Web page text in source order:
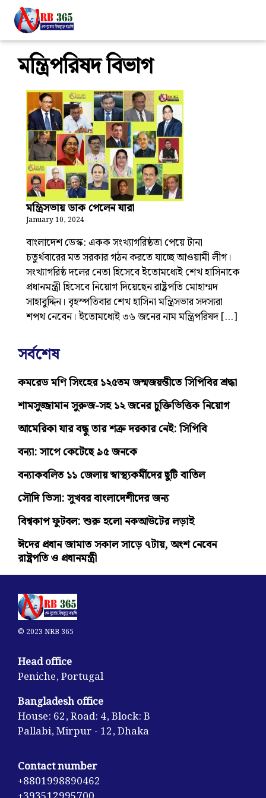
মন্ত্রিপরিষদ বিভাগ
মন্ত্রিসভায় ডাক পেলেন যারা
January 10, 2024
বাংলাদেশ ডেস্ক: একক সংখ্যাগরিষ্ঠতা পেয়ে টানা
চতুর্থবারের মত সরকার গঠন করতে যাচ্ছে আওয়ামী লীগ।
সংখ্যাগরিষ্ঠ দলের নেতা হিসেবে ইতোমধ্যেই শেখ হাসিনাকে
প্রধানমন্ত্রী হিসেবে নিয়োগ দিয়েছেন রাষ্ট্রপতি মোহাম্মদ
সাহাবুদ্দিন। বৃহস্পতিবার শেখ হাসিনা মন্ত্রিসভার সদস্যরা
শপথ নেবেন। ইতোমধ্যেই ৩৬ জনের নাম মন্ত্রিপরিষদ […]
সর্বশেষ
কমরেড মণি সিংহের ১২৫তম জন্মজয়ন্তীতে সিপিবির শ্রদ্ধা
শামসুজ্জামান সুরুজ-সহ ১২ জনের চুক্তিভিত্তিক নিয়োগ
আমেরিকা যার বন্ধু তার শত্রু দরকার নেই: সিপিবি
বন্যা: সাপে কেটেছে ৯৫ জনকে
বন্যাকবলিত ১১ জেলায় স্বাস্থ্যকর্মীদের ছুটি বাতিল
সৌদি ভিসা: সুখবর বাংলাদেশীদের জন্য
বিশ্বকাপ ফুটবল: শুরু হলো নকআউটের লড়াই
ঈদের প্রধান জামাত সকাল সাড়ে ৭টায়, অংশ নেবেন
রাষ্ট্রপতি ও প্রধানমন্ত্রী
© 2023 NRB 365
Head office
Peniche, Portugal
Bangladesh office
House: 62, Road: 4, Block: B
Pallabi, Mirpur - 12, Dhaka
Contact number
+8801998890462